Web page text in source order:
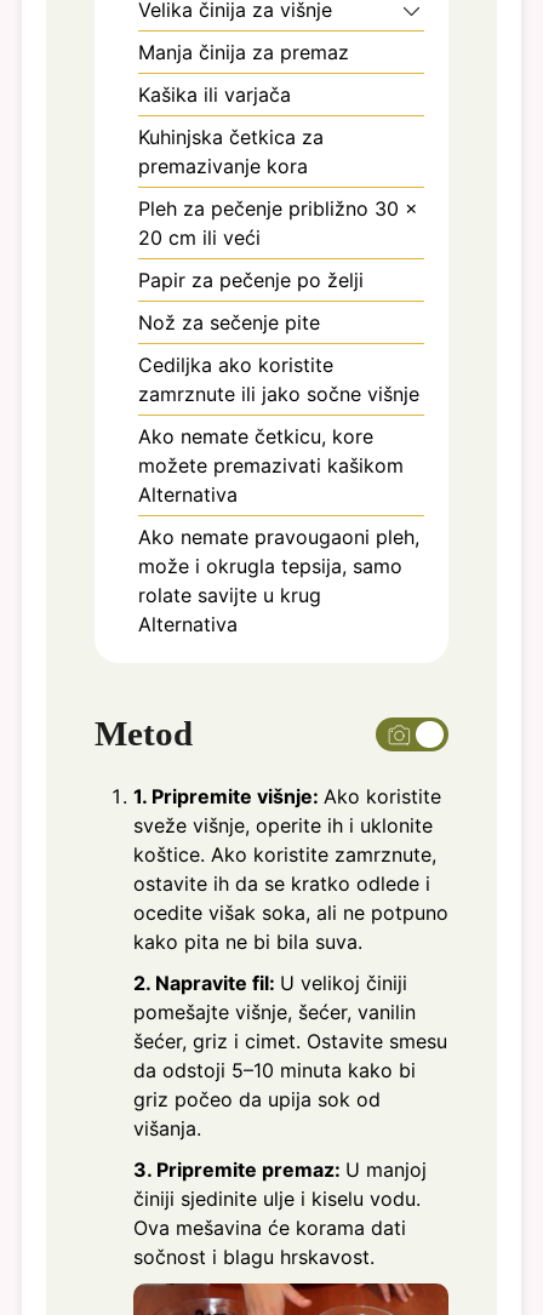
Velika činija za višnje
Manja činija za premaz
Kašika ili varjača
Kuhinjska četkica za
premazivanje kora
Pleh za pečenje približno 30 ×
20 cm ili veći
Papir za pečenje po želji
Nož za sečenje pite
Cediljka ako koristite
zamrznute ili jako sočne višnje
Ako nemate četkicu, kore
možete premazivati kašikom
Alternativa
Ako nemate pravougaoni pleh,
može i okrugla tepsija, samo
rolate savijte u krug
Alternativa
Metod
1. Pripremite višnje: Ako koristite
sveže višnje, operite ih i uklonite
koštice. Ako koristite zamrznute,
ostavite ih da se kratko odlede i
ocedite višak soka, ali ne potpuno
kako pita ne bi bila suva.
2. Napravite fil: U velikoj činiji
pomešajte višnje, šećer, vanilin
šećer, griz i cimet. Ostavite smesu
da odstoji 5–10 minuta kako bi
griz počeo da upija sok od
višanja.
3. Pripremite premaz: U manjoj
činiji sjedinite ulje i kiselu vodu.
Ova mešavina će korama dati
sočnost i blagu hrskavost.